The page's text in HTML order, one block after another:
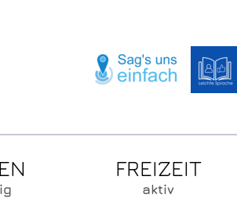
FREIZEIT
aktiv